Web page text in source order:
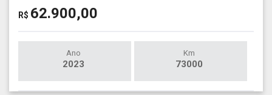
R$ 62.900,00
Ano
2023
Km
73000